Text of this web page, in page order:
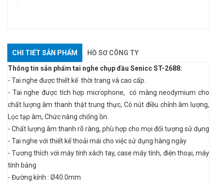
CHI TIẾT SẢN PHẨM
HỒ SƠ CÔNG TY
Thông tin sản phẩm tai nghe chụp đầu Senicc ST-2688:
- Tai nghe được thiết kế thời trang và cao cấp.
- Tai nghe được tích hợp microphone, có màng neodymium cho
chất lượng âm thanh thật trung thực, Có nút điều chỉnh âm lượng,
Lọc tạp âm, Chức năng chống ồn.
- Chất lượng âm thanh rõ ràng, phù hợp cho mọi đối tượng sử dụng
- Tai nghe với thiết kế thoải mái cho việc sử dụng hàng ngày
- Tương thích với máy tính xách tay, case máy tính, điện thoại, máy
tính bảng
- Đường kính : Ø40.0mm